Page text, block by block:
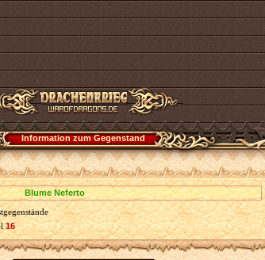
Information zum Gegenstand
Blume Neferto
16